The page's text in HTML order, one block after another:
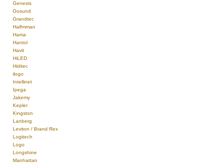
Genesis
Gosund
Grandtec
Halfmman
Hama
Hantol
Havit
HiLED
Hiditec
ilogo
Intellinet
Ipega
Jakemy
Kepler
Kingston
Lanberg
Leviton / Brand Rex
Logitech
Logo
Longshine
Manhattan